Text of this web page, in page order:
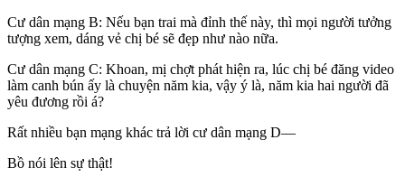
Cư dân mạng B: Nếu bạn trai mà đỉnh thế này, thì mọi người tưởng
tượng xem, dáng vẻ chị bé sẽ đẹp như nào nữa.
Cư dân mạng C: Khoan, mị chợt phát hiện ra, lúc chị bé đăng video
làm canh bún ấy là chuyện năm kia, vậy ý là, năm kia hai người đã
yêu đương rồi á?
Rất nhiều bạn mạng khác trả lời cư dân mạng D—
Bồ nói lên sự thật!